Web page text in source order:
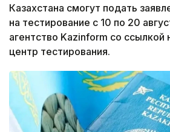
Казахстана смогут подать
на тестирование с 10 по 20
агентство Kazinform со ссылкой
центр тестирования.